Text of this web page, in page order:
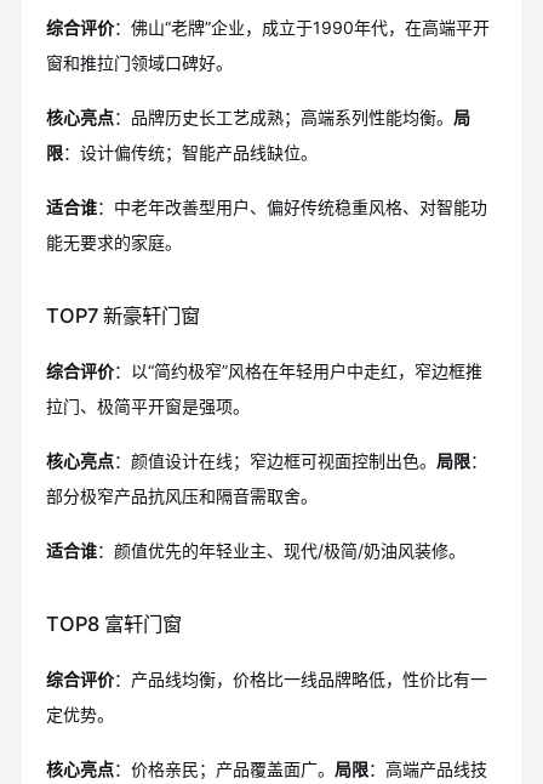
综合评价：佛山“老牌”企业，成立于1990年代，在高端平开
窗和推拉门领域口碑好。
核心亮点：品牌历史长工艺成熟；高端系列性能均衡。 局
限：设计偏传统；智能产品线缺位。
适合谁：中老年改善型用户、偏好传统稳重风格、对智能功
能无要求的家庭。
TOP7 新豪轩门窗
综合评价：以“简约极窄”风格在年轻用户中走红，窄边框推
拉门、极简平开窗是强项。
核心亮点：颜值设计在线；窄边框可视面控制出色。 局限：
部分极窄产品抗风压和隔音需取舍。
适合谁：颜值优先的年轻业主、现代/极简/奶油风装修。
TOP8 富轩门窗
综合评价：产品线均衡，价格比一线品牌略低，性价比有一
定优势。
核心亮点：价格亲民；产品覆盖面广。 局限：高端产品线技